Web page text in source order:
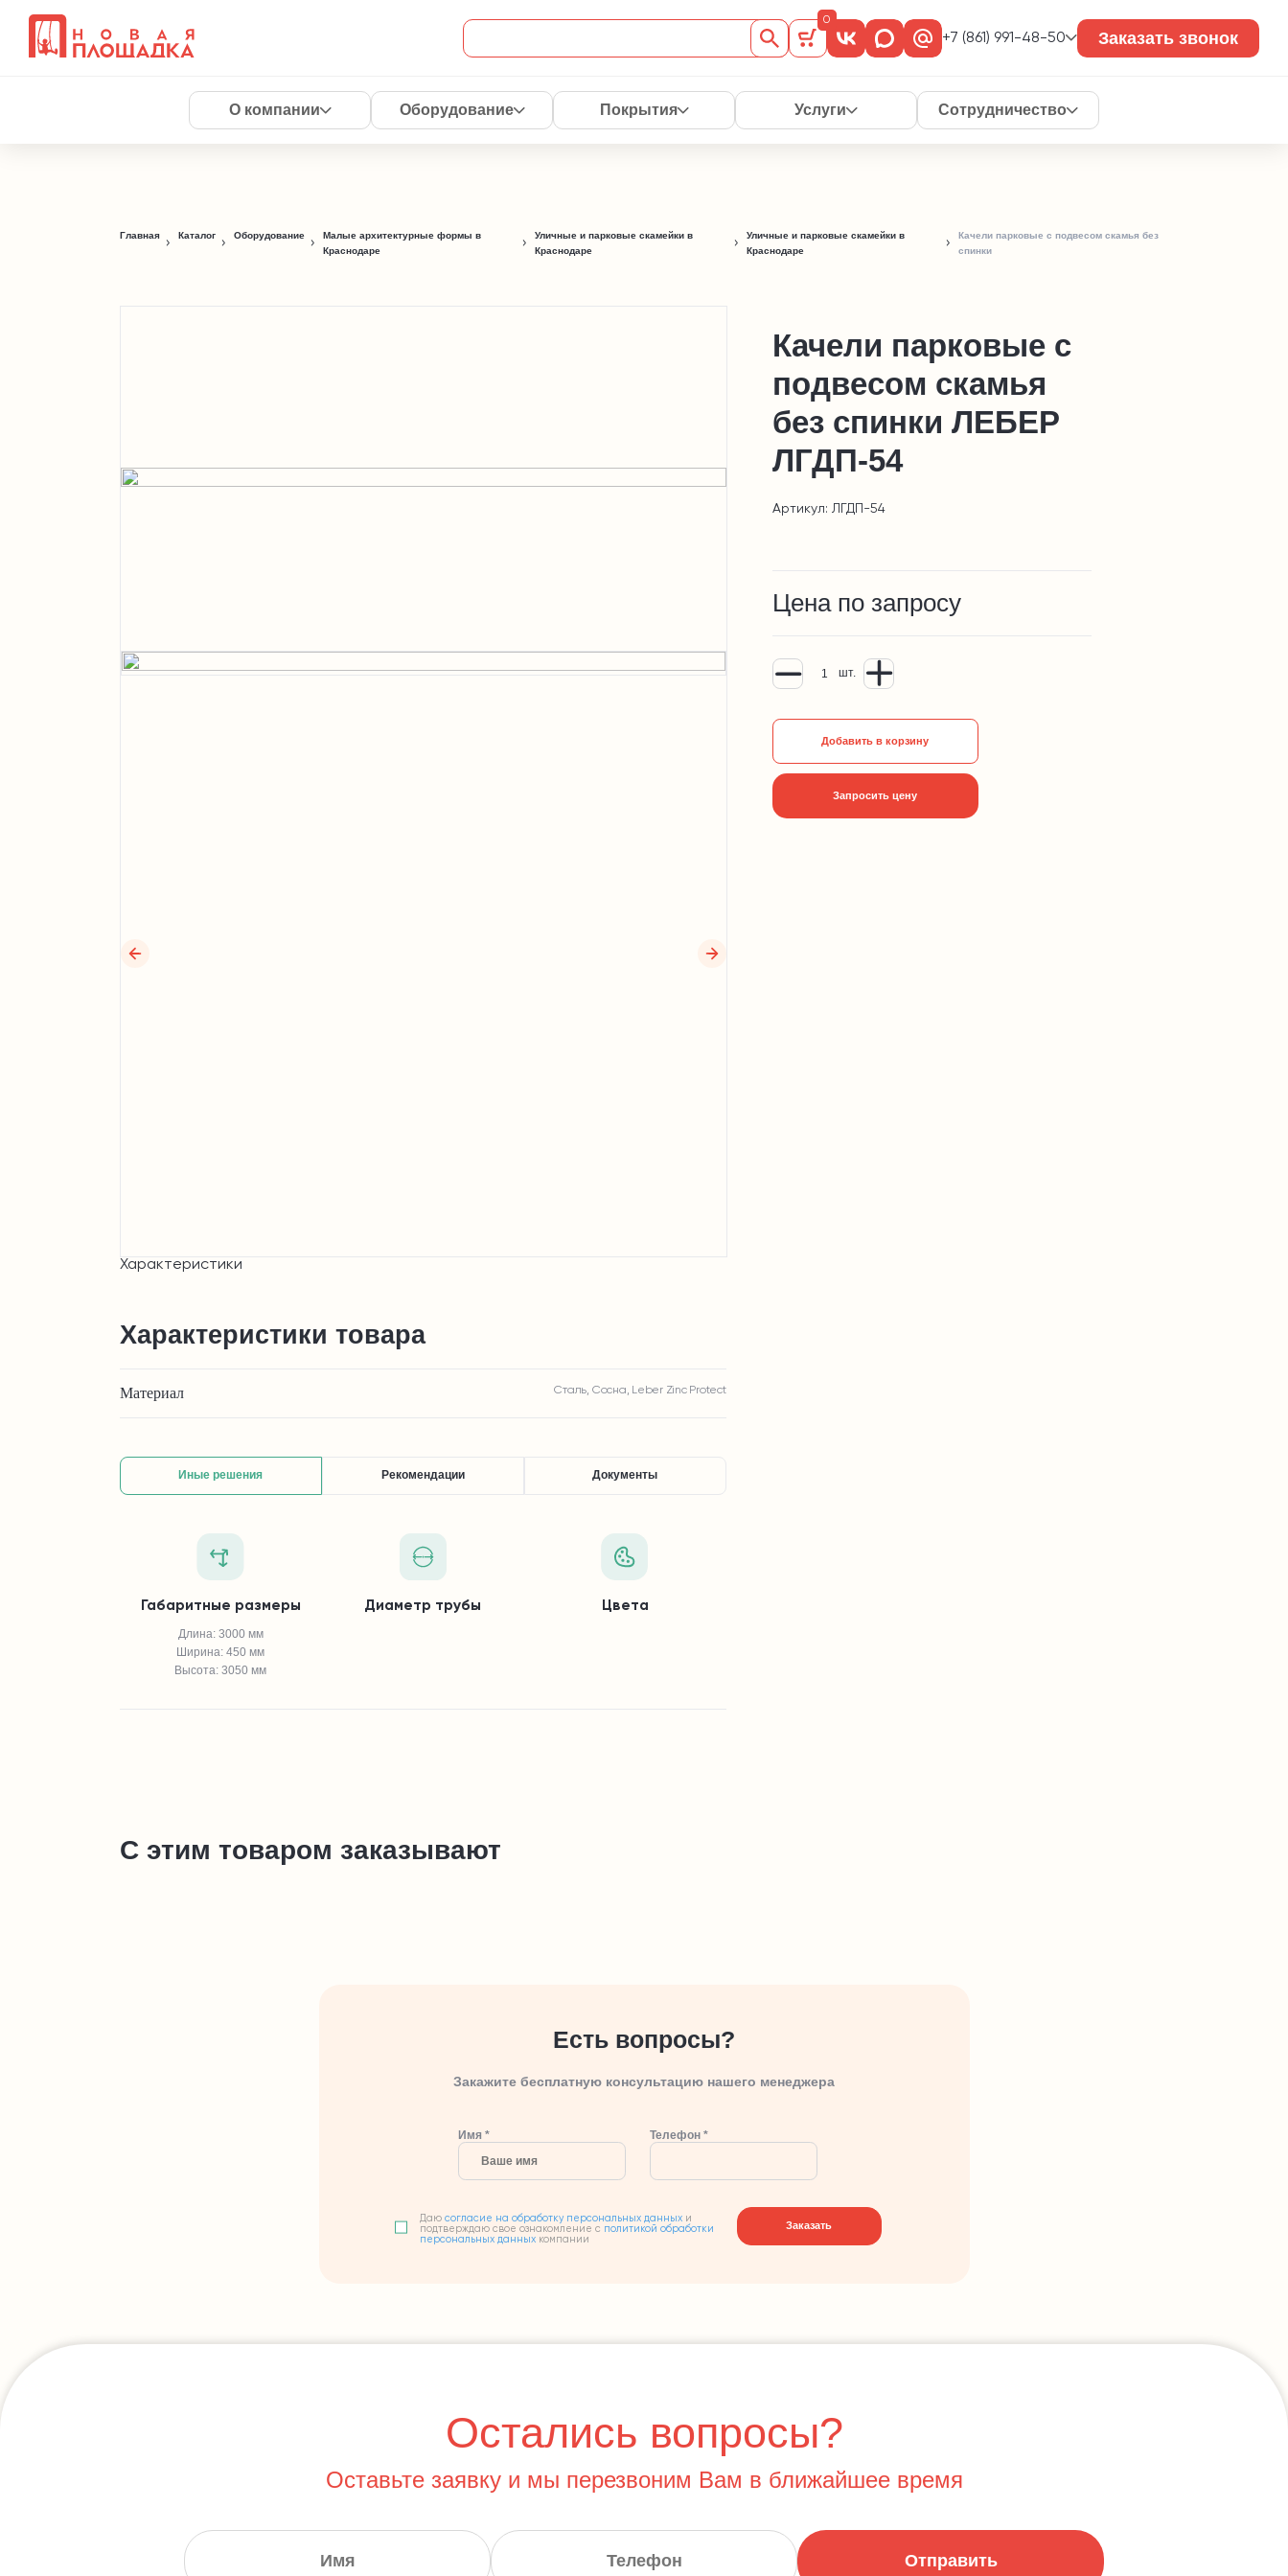
0
+7 (861) 991-48-50 Заказать звонок
О компании Оборудование Покрытия Услуги Сотрудничество
Главная Каталог Оборудование
Малые архитектурные формы в
Краснодаре
Уличные и парковые скамейки в
Краснодаре
Уличные и парковые скамейки в
Краснодаре
Качели парковые с подвесом скамья без
спинки
Качели парковые с
подвесом скамья
без спинки ЛЕБЕР
ЛГДП-54
Артикул: ЛГДП-54
Цена по запросу
шт.
Добавить в корзину
Запросить цену
Характеристики
Характеристики товара
Материал Сталь, Сосна, Leber Zinc Protect
Иные решения Рекомендации Документы
Габаритные размеры
Длина: 3000 мм
Ширина: 450 мм
Высота: 3050 мм
Диаметр трубы Цвета
С этим товаром заказывают
Есть вопросы?
Закажите бесплатную консультацию нашего менеджера
Имя * Телефон *
Даю согласие на обработку персональных данных и
подтверждаю свое ознакомление с политикой обработки
персональных данных компании
Заказать
Остались вопросы?
Оставьте заявку и мы перезвоним Вам в ближайшее время
Отправить